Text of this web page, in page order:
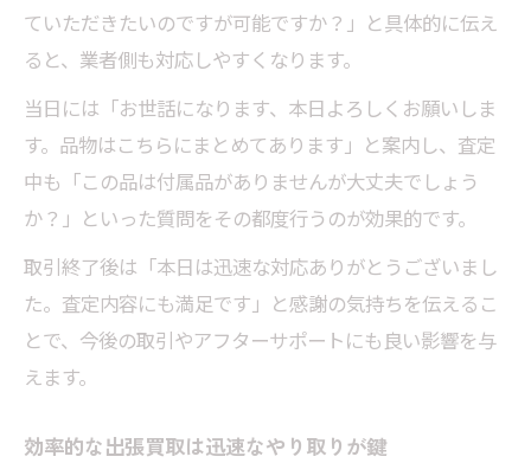
ていただきたいのですが可能ですか？」と具体的に伝え
ると、業者側も対応しやすくなります。
当日には「お世話になります、本日よろしくお願いしま
す。品物はこちらにまとめてあります」と案内し、査定
中も「この品は付属品がありませんが大丈夫でしょう
か？」といった質問をその都度行うのが効果的です。
取引終了後は「本日は迅速な対応ありがとうございまし
た。査定内容にも満足です」と感謝の気持ちを伝えるこ
とで、今後の取引やアフターサポートにも良い影響を与
えます。
効率的な出張買取は迅速なやり取りが鍵